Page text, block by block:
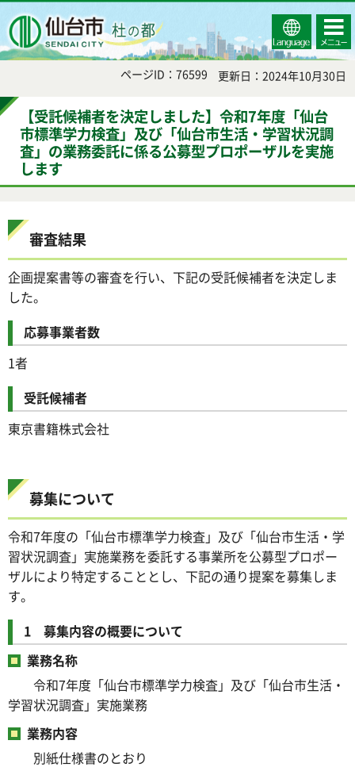
Select
Language
コンテ
ンツメ
ニュー
ページID：76599 更新日：2024年10月30日
【受託候補者を決定しました】令和7年度「仙台
市標準学力検査」及び「仙台市生活・学習状況調
査」の業務委託に係る公募型プロポーザルを実施
します
審査結果
企画提案書等の審査を行い、下記の受託候補者を決定しま
した。
応募事業者数
1者
受託候補者
東京書籍株式会社
募集について
令和7年度の「仙台市標準学力検査」及び「仙台市生活・学
習状況調査」実施業務を委託する事業所を公募型プロポー
ザルにより特定することとし、下記の通り提案を募集しま
す。
1 募集内容の概要について
業務名称
令和7年度「仙台市標準学力検査」及び「仙台市生活・
学習状況調査」実施業務
業務内容
別紙仕様書のとおり